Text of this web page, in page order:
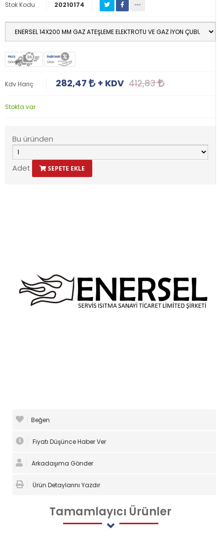
Stok Kodu 20210174
Hızlı
Gönderi
İndirimli
Ürün
Kdv Hariç 282,47 + KDV 412,83
Stokta var
Bu üründen
Adet SEPETE EKLE
Beğen
Fiyatı Düşünce Haber Ver
Arkadaşıma Gönder
Ürün Detaylarını Yazdır
Tamamlayıcı Ürünler